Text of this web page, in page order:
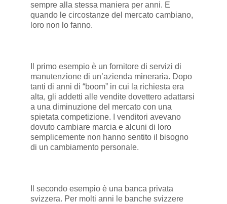
sempre alla stessa maniera per anni. E
quando le circostanze del mercato cambiano,
loro non lo fanno.
Il primo esempio è un fornitore di servizi di
manutenzione di un’azienda mineraria. Dopo
tanti di anni di “boom” in cui la richiesta era
alta, gli addetti alle vendite dovettero adattarsi
a una diminuzione del mercato con una
spietata competizione. I venditori avevano
dovuto cambiare marcia e alcuni di loro
semplicemente non hanno sentito il bisogno
di un cambiamento personale.
Il secondo esempio è una banca privata
svizzera. Per molti anni le banche svizzere